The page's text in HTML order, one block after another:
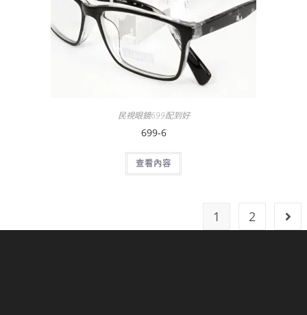
民視眼鏡699配到好
699-6
查看內容
1 2